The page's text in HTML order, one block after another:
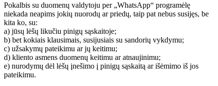
Pokalbis su duomenų valdytoju per „WhatsApp“ programėlę
niekada neapims jokių nuorodų ar priedų, taip pat nebus susijęs, be
kita ko, su:
a) jūsų lėšų likučiu pinigų sąskaitoje;
b) bet kokiais klausimais, susijusiais su sandorių vykdymu;
c) užsakymų pateikimu ar jų keitimu;
d) kliento asmens duomenų keitimu ar atnaujinimu;
e) nurodymų dėl lėšų įnešimo į pinigų sąskaitą ar išėmimo iš jos
pateikimu.